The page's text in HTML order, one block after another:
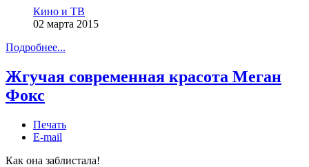
Кино и ТВ
02 марта 2015
Подробнее...
Жгучая современная красота Меган
Фокс
Печать
E-mail
Как она заблистала!